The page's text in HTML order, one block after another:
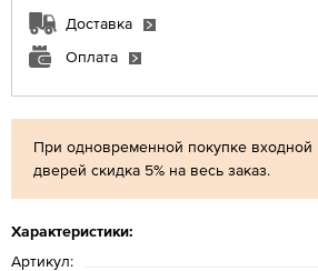
При одновременной покупке
дверей скидка 5% на весь заказ.
Характеристики:
Артикул:
Доставка
Оплата